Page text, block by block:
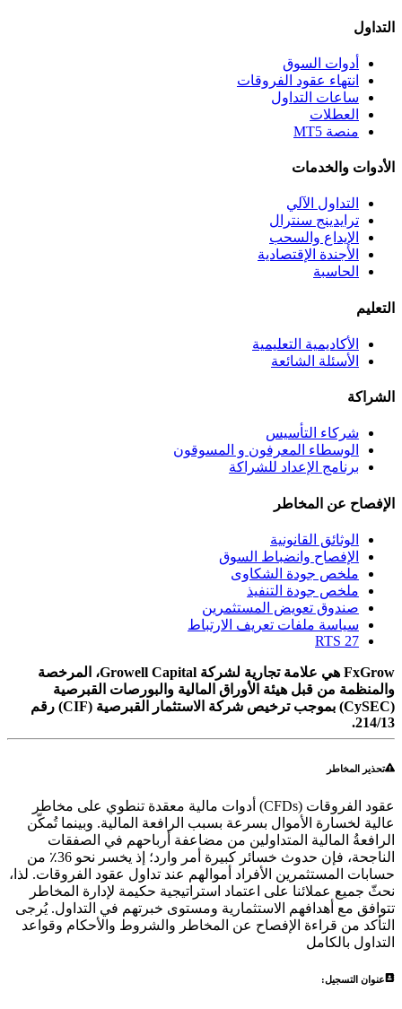
التداول
أدوات السوق
انتهاء عقود الفروقات
ساعات التداول
العطلات
منصة MT5
الأدوات والخدمات
التداول الآلي
ترايدينج سنترال
الإيداع والسحب
الأجندة الإقتصادية
الحاسبة
التعليم
الأكاديمية التعليمية
الأسئلة الشائعة
الشراكة
شركاء التأسيس
الوسطاء المعرفون و المسوقون
برنامج الإعداد للشراكة
الإفصاح عن المخاطر
الوثائق القانونية
الإفصاح وانضباط السوق
ملخص جودة الشكاوى
ملخص جودة التنفيذ
صندوق تعويض المستثمرين
سياسة ملفات تعريف الارتباط
RTS 27
FxGrow هي علامة تجارية لشركة Growell Capital، المرخصة
والمنظمة من قبل هيئة الأوراق المالية والبورصات القبرصية
(CySEC) بموجب ترخيص شركة الاستثمار القبرصية (CIF) رقم
214/13.
تحذير المخاطر
عقود الفروقات (CFDs) أدوات مالية معقدة تنطوي على مخاطر
عالية لخسارة الأموال بسرعة بسبب الرافعة المالية. وبينما تُمكّن
الرافعةُ المالية المتداولين من مضاعفة أرباحهم في الصفقات
الناجحة، فإن حدوث خسائر كبيرة أمر وارد؛ إذ يخسر نحو 36٪ من
حسابات المستثمرين الأفراد أموالهم عند تداول عقود الفروقات. لذا،
نحثّ جميع عملائنا على اعتماد استراتيجية حكيمة لإدارة المخاطر
تتوافق مع أهدافهم الاستثمارية ومستوى خبرتهم في التداول. يُرجى
التأكد من قراءة الإفصاح عن المخاطر والشروط والأحكام وقواعد
التداول بالكامل
عنوان التسجيل: